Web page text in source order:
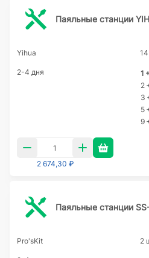
Паяльные станции
Yihua
2-4 дня 1
2
3
5
9
2 674,30 ₽
Паяльные станции
Pro'sKit 2